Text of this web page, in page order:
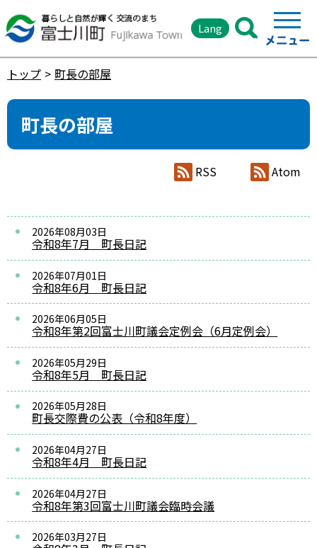
Lang
トップ 町長の部屋
町長の部屋
RSS Atom
2026年08月03日
令和8年7月 町長日記
2026年07月01日
令和8年6月 町長日記
2026年06月05日
令和8年第2回富士川町議会定例会（6月定例会）
2026年05月29日
令和8年5月 町長日記
2026年05月28日
町長交際費の公表（令和8年度）
2026年04月27日
令和8年4月 町長日記
2026年04月27日
令和8年第3回富士川町議会臨時会議
2026年03月27日